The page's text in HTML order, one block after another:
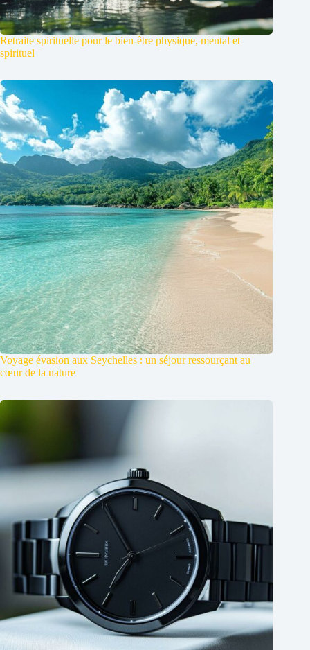
Retraite spirituelle pour le bien-être physique, mental et
spirituel
Voyage évasion aux Seychelles : un séjour ressourçant au
cœur de la nature